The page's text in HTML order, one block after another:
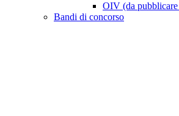
OIV (da
Bandi di concorso